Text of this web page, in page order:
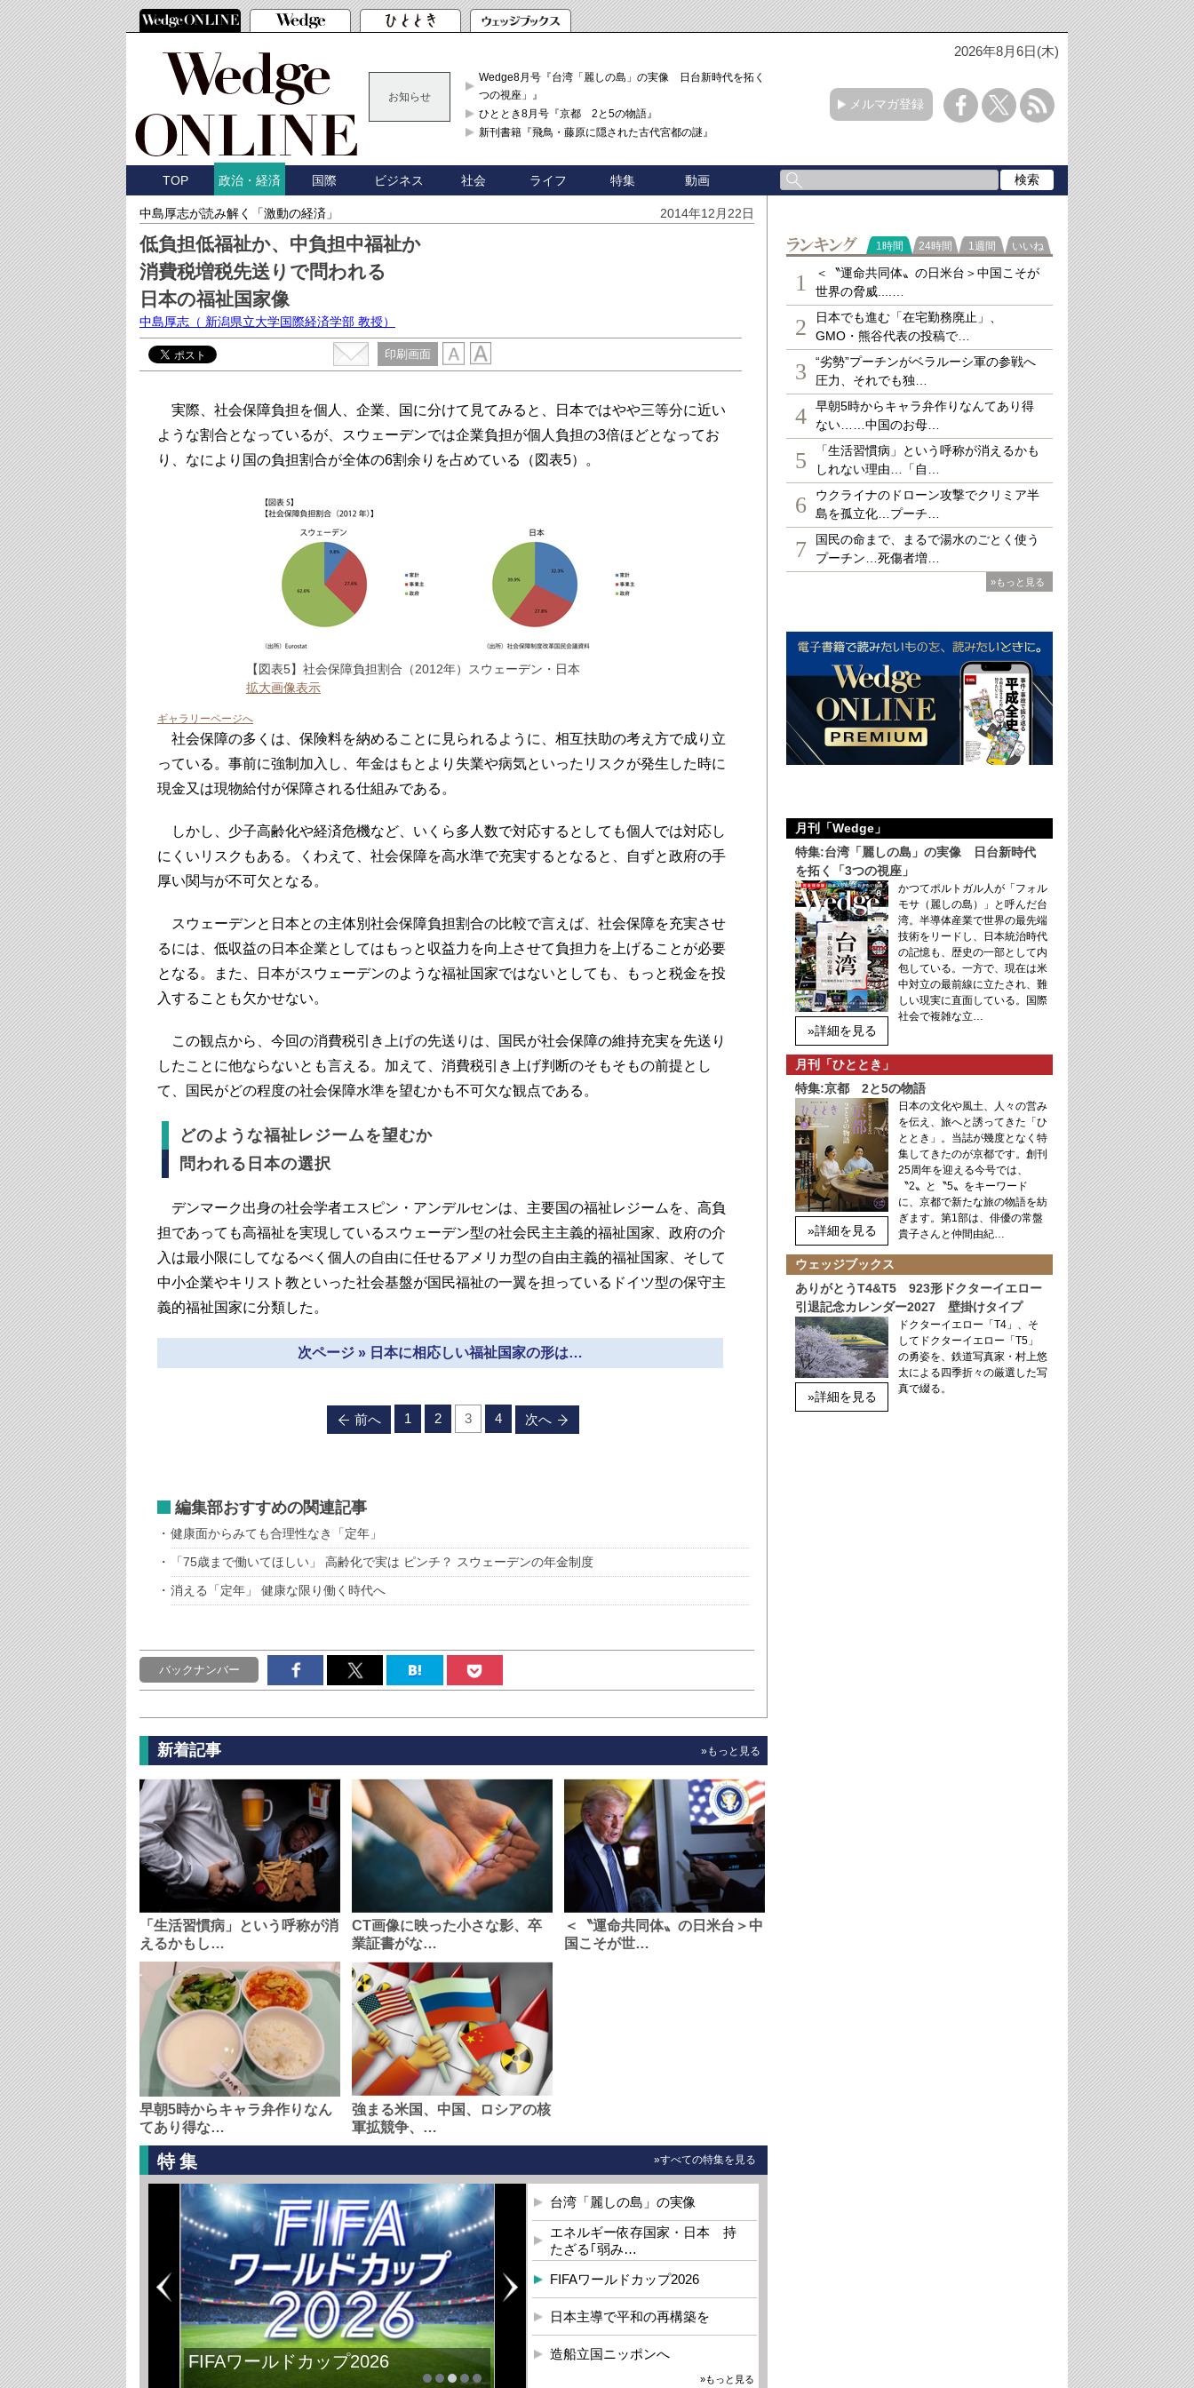
2026年8月6日(木)
お知らせ
Wedge8月号『台湾「麗しの島」の実像 日台新時代を拓く「3
つの視座」』
ひととき8月号『京都 2と5の物語』
新刊書籍『飛鳥・藤原に隠された古代宮都の謎』
メルマガ登録
TOP 政治・経済 国際 ビジネス 社会 ライフ 特集 動画
中島厚志が読み解く「激動の経済」 2014年12月22日
低負担低福祉か、中負担中福祉か
消費税増税先送りで問われる
日本の福祉国家像
中島厚志 （ 新潟県立大学国際経済学部 教授）
印刷画面
実際、社会保障負担を個人、企業、国に分けて見てみると、日本ではやや三等分に近い
ような割合となっているが、スウェーデンでは企業負担が個人負担の3倍ほどとなってお
り、なにより国の負担割合が全体の6割余りを占めている（図表5）。
【図表5】社会保障負担割合（2012年）スウェーデン・日本
拡大画像表示
ギャラリーページへ
社会保障の多くは、保険料を納めることに見られるように、相互扶助の考え方で成り立
っている。事前に強制加入し、年金はもとより失業や病気といったリスクが発生した時に
現金又は現物給付が保障される仕組みである。
しかし、少子高齢化や経済危機など、いくら多人数で対応するとしても個人では対応し
にくいリスクもある。くわえて、社会保障を高水準で充実するとなると、自ずと政府の手
厚い関与が不可欠となる。
スウェーデンと日本との主体別社会保障負担割合の比較で言えば、社会保障を充実させ
るには、低収益の日本企業としてはもっと収益力を向上させて負担力を上げることが必要
となる。また、日本がスウェーデンのような福祉国家ではないとしても、もっと税金を投
入することも欠かせない。
この観点から、今回の消費税引き上げの先送りは、国民が社会保障の維持充実を先送り
したことに他ならないとも言える。加えて、消費税引き上げ判断のそもそもの前提とし
て、国民がどの程度の社会保障水準を望むかも不可欠な観点である。
どのような福祉レジームを望むか
問われる日本の選択
デンマーク出身の社会学者エスピン・アンデルセンは、主要国の福祉レジームを、高負
担であっても高福祉を実現しているスウェーデン型の社会民主主義的福祉国家、政府の介
入は最小限にしてなるべく個人の自由に任せるアメリカ型の自由主義的福祉国家、そして
中小企業やキリスト教といった社会基盤が国民福祉の一翼を担っているドイツ型の保守主
義的福祉国家に分類した。
次ページ » 日本に相応しい福祉国家の形は…
前へ 1 2 3 4 次へ
編集部おすすめの関連記事
健康面からみても合理性なき「定年」
「75歳まで働いてほしい」 高齢化で実は ピンチ？ スウェーデンの年金制度
消える「定年」 健康な限り働く時代へ
バックナンバー
新着記事 »もっと見る
「生活習慣病」という呼称が消
えるかもし…
CT画像に映った小さな影、卒
業証書がな…
＜〝運命共同体〟の日米台＞中
国こそが世…
早朝5時からキャラ弁作りなん
てあり得な…
強まる米国、中国、ロシアの核
軍拡競争、…
特集 »すべての特集を見る
日本主導で平和の再構築を
台湾「麗しの島」の実像
エネルギー依存国家・日本 持
たざる｢弱み…
FIFAワールドカップ2026
日本主導で平和の再構築を
造船立国ニッポンへ
»もっと見る
ランキング
1時間 24時間 1週間 いいね
1
＜〝運命共同体〟の日米台＞中国こそが
世界の脅威....…
2
日本でも進む「在宅勤務廃止」、
GMO・熊谷代表の投稿で…
3
“劣勢”プーチンがベラルーシ軍の参戦へ
圧力、それでも独…
4
早朝5時からキャラ弁作りなんてあり得
ない……中国のお母…
5
「生活習慣病」という呼称が消えるかも
しれない理由…「自…
6
ウクライナのドローン攻撃でクリミア半
島を孤立化…プーチ…
7
国民の命まで、まるで湯水のごとく使う
プーチン…死傷者増…
»もっと見る
月刊「Wedge」
特集:台湾「麗しの島」の実像 日台新時代
を拓く「3つの視座」
»詳細を見る
かつてポルトガル人が「フォル
モサ（麗しの島）」と呼んだ台
湾。半導体産業で世界の最先端
技術をリードし、日本統治時代
の記憶も、歴史の一部として内
包している。一方で、現在は米
中対立の最前線に立たされ、難
しい現実に直面している。国際
社会で複雑な立…
月刊「ひととき」
特集:京都 2と5の物語
»詳細を見る
日本の文化や風土、人々の営み
を伝え、旅へと誘ってきた「ひ
ととき」。当誌が幾度となく特
集してきたのが京都です。創刊
25周年を迎える今号では、
〝2〟と〝5〟をキーワード
に、京都で新たな旅の物語を紡
ぎます。第1部は、俳優の常盤
貴子さんと仲間由紀…
ウェッジブックス
ありがとうT4&T5 923形ドクターイエロー
引退記念カレンダー2027 壁掛けタイプ
»詳細を見る
ドクターイエロー「T4」、そ
してドクターイエロー「T5」
の勇姿を、鉄道写真家・村上悠
太による四季折々の厳選した写
真で綴る。